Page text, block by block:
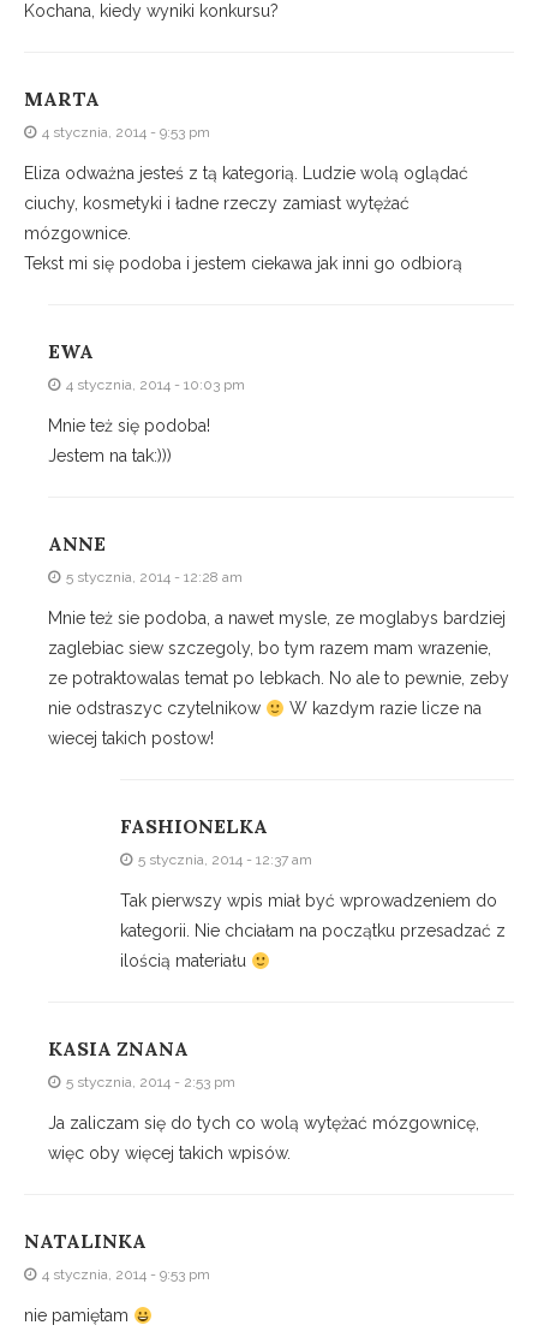
Kochana, kiedy wyniki konkursu?
MARTA
4 stycznia, 2014 - 9:53 pm
Eliza odważna jesteś z tą kategorią. Ludzie wolą oglądać
ciuchy, kosmetyki i ładne rzeczy zamiast wytężać
mózgownice.
Tekst mi się podoba i jestem ciekawa jak inni go odbiorą
EWA
4 stycznia, 2014 - 10:03 pm
Mnie też się podoba!
Jestem na tak:)))
ANNE
5 stycznia, 2014 - 12:28 am
Mnie też sie podoba, a nawet mysle, ze moglabys bardziej
zaglebiac siew szczegoly, bo tym razem mam wrazenie,
ze potraktowalas temat po lebkach. No ale to pewnie, zeby
nie odstraszyc czytelnikow
W kazdym razie licze na
wiecej takich postow!
FASHIONELKA
5 stycznia, 2014 - 12:37 am
Tak pierwszy wpis miał być wprowadzeniem do
kategorii. Nie chciałam na początku przesadzać z
ilością materiału
KASIA ZNANA
5 stycznia, 2014 - 2:53 pm
Ja zaliczam się do tych co wolą wytężać mózgownicę,
więc oby więcej takich wpisów.
NATALINKA
4 stycznia, 2014 - 9:53 pm
nie pamiętam